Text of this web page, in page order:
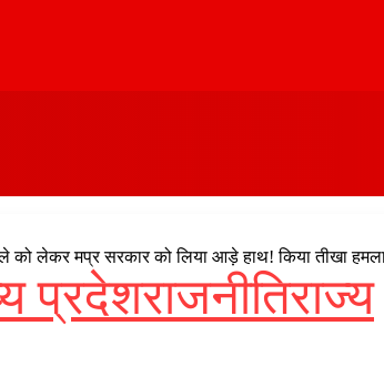
को लेकर मप्र सरकार को लिया आड़े हाथ! किया तीखा
प्रदेशराजनीतिराज्य